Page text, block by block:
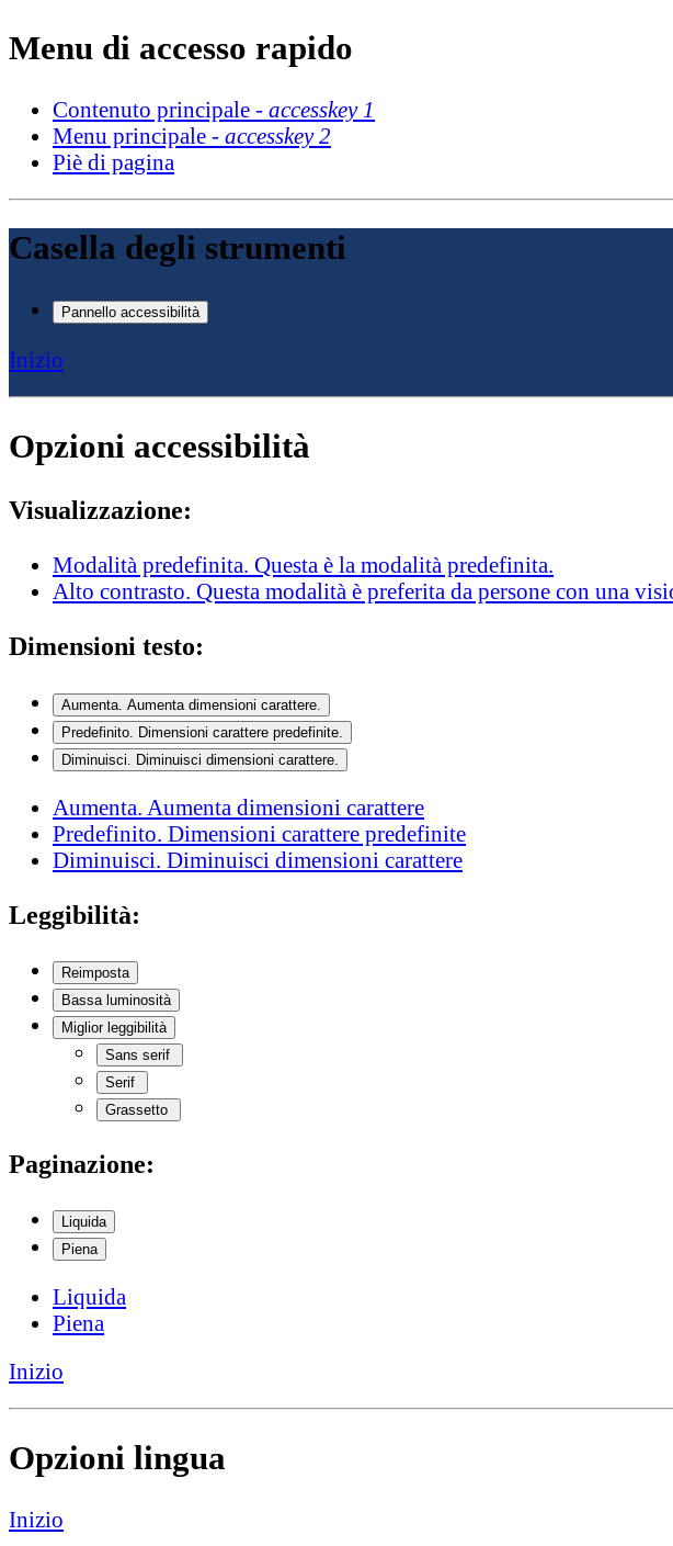
Menu di accesso rapido
Contenuto principale - accesskey 1
Menu principale - accesskey 2
Piè di pagina
Casella degli strumenti
Pannello accessibilità
Inizio
Opzioni accessibilità
Visualizzazione:
Modalità predefinita. Questa è la modalità predefinita.
Alto contrasto. Questa modalità è preferita da persone con una
Dimensioni testo:
Aumenta . Aumenta dimensioni carattere.
Predefinito . Dimensioni carattere predefinite.
Diminuisci . Diminuisci dimensioni carattere.
Aumenta . Aumenta dimensioni carattere
Predefinito . Dimensioni carattere predefinite
Diminuisci . Diminuisci dimensioni carattere
Leggibilità:
Reimposta
Bassa luminosità
Miglior leggibilità
Sans serif
Serif
Grassetto
Paginazione:
Liquida
Piena
Liquida
Piena
Inizio
Opzioni lingua
Inizio